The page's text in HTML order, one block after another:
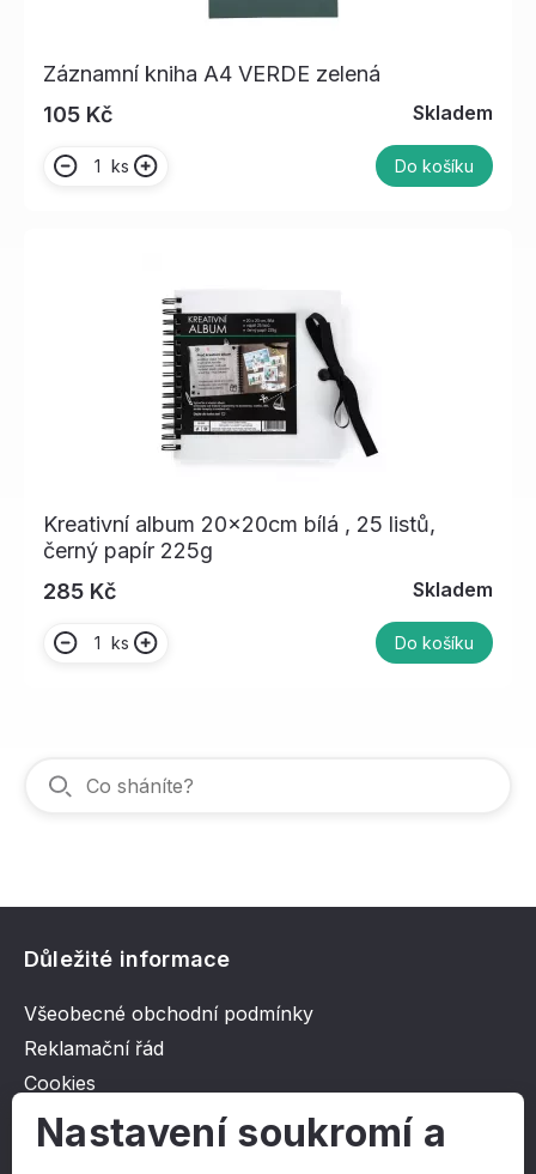
Záznamní kniha A4 VERDE zelená
105 Kč
Skladem
ks Do košíku
Kreativní album 20x20cm bílá , 25 listů,
černý papír 225g
285 Kč
Skladem
ks Do košíku
Důležité informace
Všeobecné obchodní podmínky
Reklamační řád
Cookies
Ochrana osobních údajů
Nastavení soukromí a